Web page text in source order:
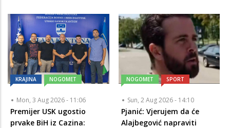
KRAJINA NOGOMET
Mon, 3 Aug 2026 - 11:06
Premijer USK ugostio
prvake BiH iz Cazina:
NOGOMET SPORT
Sun, 2 Aug 2026 - 14:10
Pjanić: Vjerujem da će
Alajbegović napraviti